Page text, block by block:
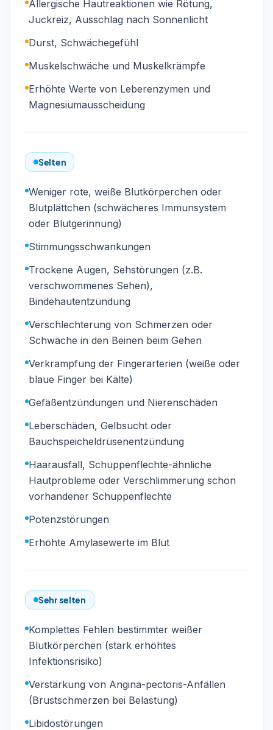
Allergische Hautreaktionen wie Rötung,
Juckreiz, Ausschlag nach Sonnenlicht
Durst, Schwächegefühl
Muskelschwäche und Muskelkrämpfe
Erhöhte Werte von Leberenzymen und
Magnesiumausscheidung
Selten
Weniger rote, weiße Blutkörperchen oder
Blutplättchen (schwächeres Immunsystem
oder Blutgerinnung)
Stimmungsschwankungen
Trockene Augen, Sehstörungen (z.B.
verschwommenes Sehen),
Bindehautentzündung
Verschlechterung von Schmerzen oder
Schwäche in den Beinen beim Gehen
Verkrampfung der Fingerarterien (weiße oder
blaue Finger bei Kälte)
Gefäßentzündungen und Nierenschäden
Leberschäden, Gelbsucht oder
Bauchspeicheldrüsenentzündung
Haarausfall, Schuppenflechte-ähnliche
Hautprobleme oder Verschlimmerung schon
vorhandener Schuppenflechte
Potenzstörungen
Erhöhte Amylasewerte im Blut
Sehr selten
Komplettes Fehlen bestimmter weißer
Blutkörperchen (stark erhöhtes
Infektionsrisiko)
Verstärkung von Angina-pectoris-Anfällen
(Brustschmerzen bei Belastung)
Libidostörungen